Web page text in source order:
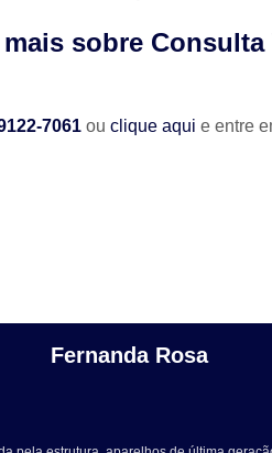
mais sobre
7061ouclique aqui e entre
Luiz Fernando
Cociello